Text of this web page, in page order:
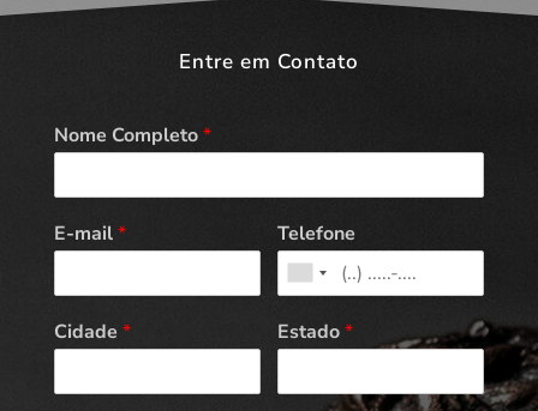
Entre em Contato
Nome Completo*
E-mail* Telefone
Cidade * Estado*